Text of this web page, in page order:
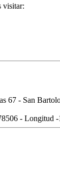
visitar:
67 - San
- Longitud -